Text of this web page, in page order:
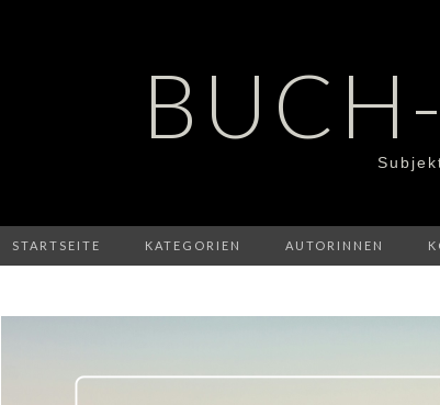
STARTSEITE KATEGORIEN AUTORINNEN